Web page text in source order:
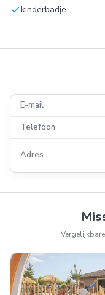
checkkinderbadje
E-mail
Telefoon
Adres